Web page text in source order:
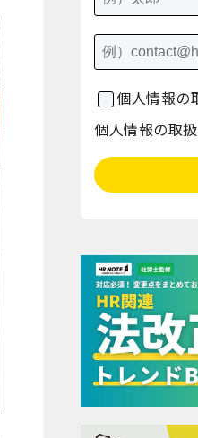
個人情報の
個人情報の取